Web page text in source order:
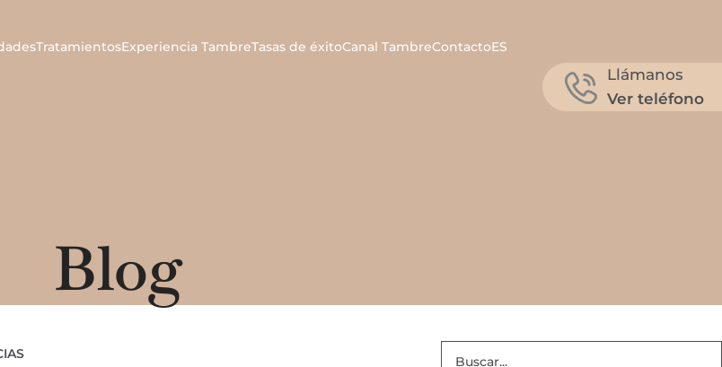
TratamientosExperiencia TambreTasas de éxitoCanal TambreContactoES
Llámanos
Ver teléfono
Blog